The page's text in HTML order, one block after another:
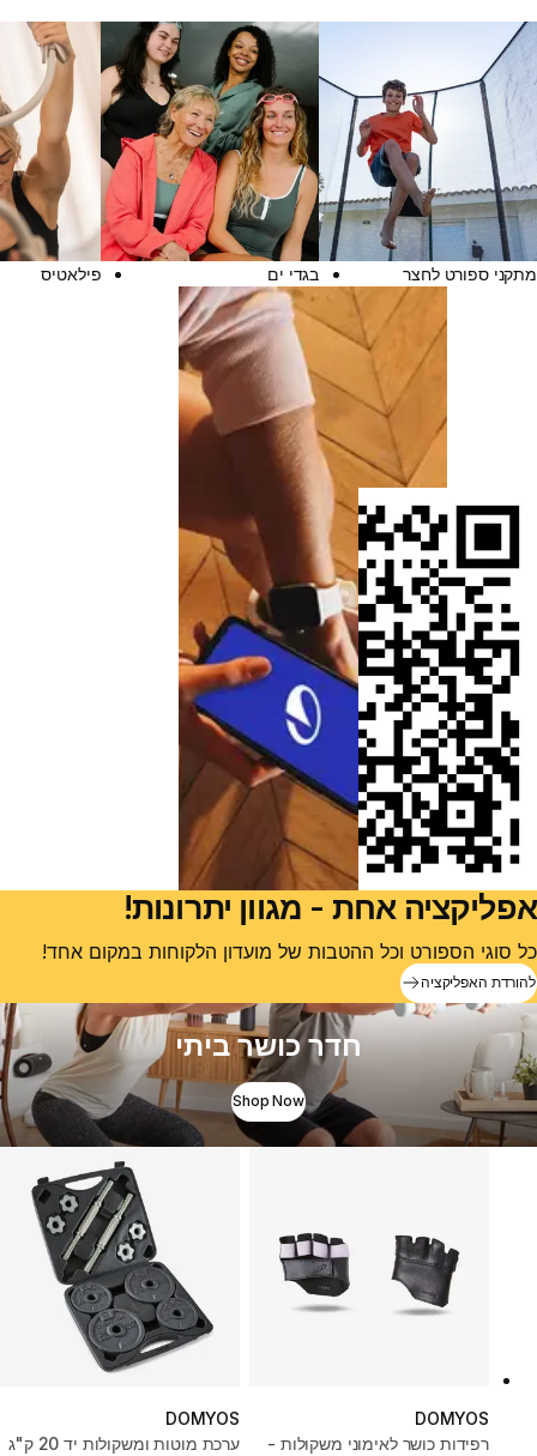
מתקני ספורט לחצר בגדי ים פילאטיס
אפליקציה אחת - מגוון יתרונות!
כל סוגי הספורט וכל ההטבות של מועדון הלקוחות במקום אחד!
להורדת האפליקציה
חדר כושר ביתי
Shop Now
DOMYOS
רפידות כושר לאימוני משקולות -
DOMYOS
ערכת מוטות ומשקולות יד 20 ק"ג